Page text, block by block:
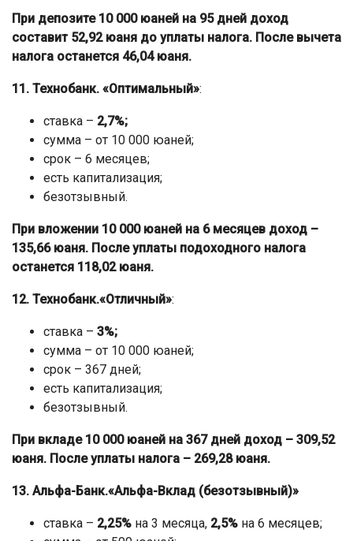
При депозите 10 000 юаней на 95 дней доход
составит 52,92 юаня до уплаты налога. После вычета
налога останется 46,04 юаня.
11. Технобанк. «Оптимальный»:
ставка – 2,7%;
сумма – от 10 000 юаней;
срок – 6 месяцев;
есть капитализация;
безотзывный.
При вложении 10 000 юаней на 6 месяцев доход –
135,66 юаня. После уплаты подоходного налога
останется 118,02 юаня.
12. Технобанк.«Отличный»:
ставка – 3%;
сумма – от 10 000 юаней;
срок – 367 дней;
есть капитализация;
безотзывный.
При вкладе 10 000 юаней на 367 дней доход – 309,52
юаня. После уплаты налога – 269,28 юаня.
13. Альфа-Банк.«Альфа-Вклад (безотзывный)»
ставка – 2,25% на 3 месяца, 2,5% на 6 месяцев;